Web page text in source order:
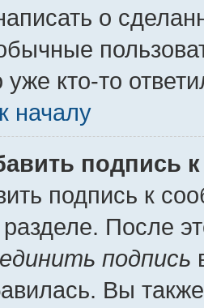
о
уже кто-то
началу
подпись
подпись к
После
подпись
Вы